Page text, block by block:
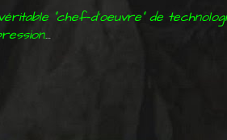
"chef-d'oeuvre" de
...